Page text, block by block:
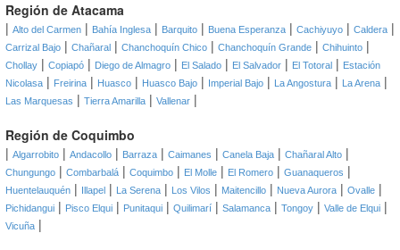
Región de Atacama
| Alto del Carmen | Bahía Inglesa | Barquito | Buena Esperanza | Cachiyuyo | Caldera |
Carrizal Bajo | Chañaral | Chanchoquín Chico | Chanchoquín Grande | Chihuinto |
Chollay | Copiapó | Diego de Almagro | El Salado | El Salvador | El Totoral | Estación
Nicolasa | Freirina | Huasco | Huasco Bajo | Imperial Bajo | La Angostura | La Arena |
Las Marquesas | Tierra Amarilla | Vallenar |
Región de Coquimbo
| Algarrobito | Andacollo | Barraza | Caimanes | Canela Baja | Chañaral Alto |
Chungungo | Combarbalá | Coquimbo | El Molle | El Romero | Guanaqueros |
Huentelauquén | Illapel | La Serena | Los Vilos | Maitencillo | Nueva Aurora | Ovalle |
Pichidangui | Pisco Elqui | Punitaqui | Quilimarí | Salamanca | Tongoy | Valle de Elqui |
Vicuña |